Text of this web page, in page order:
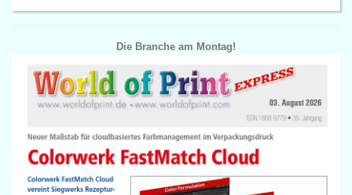
Die Branche am Montag!